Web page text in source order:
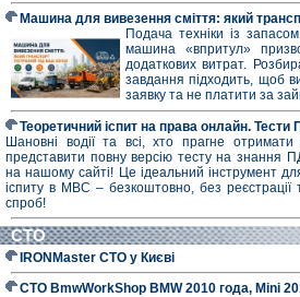
Машина для вивезення сміття: який
Подача техніки із
машина «впритул»
додаткових витрат.
завдання підходить, щоб
заявку та не платити за
Теоретичний іспит на права онлайн. Тести
Шановні водії та всі, хто прагне
представити повну версію тесту на знання
на нашому сайті! Це ідеальний інструмент
іспиту в МВС – безкоштовно, без реєстрації
спроб!
СТО
IRONMaster СТО у Києві
СТО BmwWorkShop BMW 2010 года, Mini